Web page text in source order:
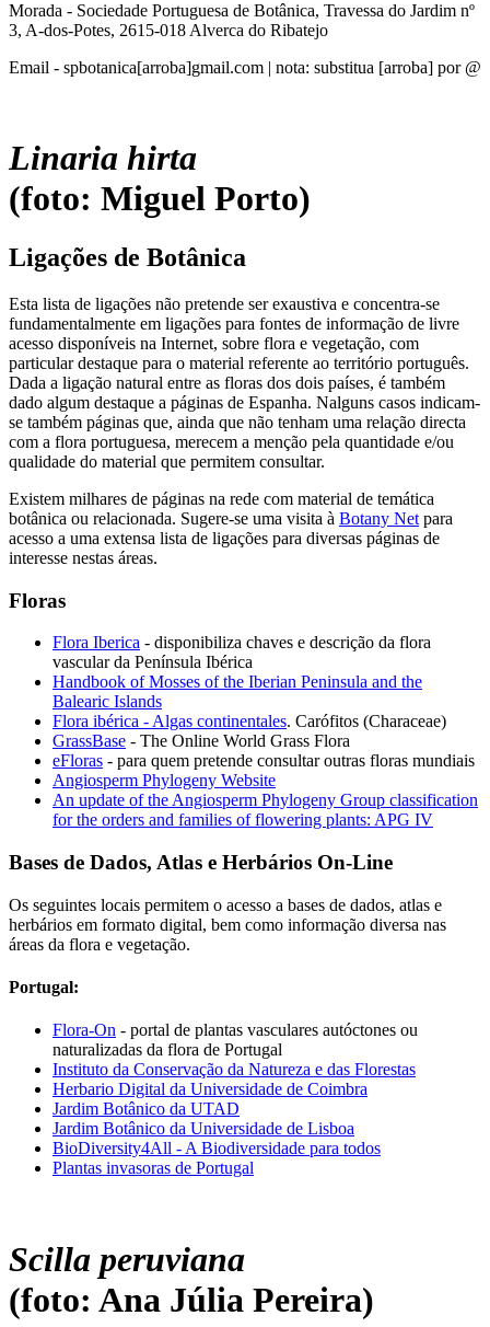
Morada - Sociedade Portuguesa de Botânica, Travessa do Jardim nº
3, A-dos-Potes, 2615-018 Alverca do Ribatejo
Email - spbotanica[arroba]gmail.com | nota: substitua [arroba] por @
Linaria hirta
(foto: Miguel Porto)
Ligações de Botânica
Esta lista de ligações não pretende ser exaustiva e concentra-se
fundamentalmente em ligações para fontes de informação de livre
acesso disponíveis na Internet, sobre flora e vegetação, com
particular destaque para o material referente ao território português.
Dada a ligação natural entre as floras dos dois países, é também
dado algum destaque a páginas de Espanha. Nalguns casos indicam-
se também páginas que, ainda que não tenham uma relação directa
com a flora portuguesa, merecem a menção pela quantidade e/ou
qualidade do material que permitem consultar.
Existem milhares de páginas na rede com material de temática
botânica ou relacionada. Sugere-se uma visita à Botany Net para
acesso a uma extensa lista de ligações para diversas páginas de
interesse nestas áreas.
Floras
Flora Iberica - disponibiliza chaves e descrição da flora
vascular da Península Ibérica
Handbook of Mosses of the Iberian Peninsula and the
Balearic Islands
Flora ibérica - Algas continentales. Carófitos (Characeae)
GrassBase - The Online World Grass Flora
eFloras - para quem pretende consultar outras floras mundiais
Angiosperm Phylogeny Website
An update of the Angiosperm Phylogeny Group classification
for the orders and families of flowering plants: APG IV
Bases de Dados, Atlas e Herbários On-Line
Os seguintes locais permitem o acesso a bases de dados, atlas e
herbários em formato digital, bem como informação diversa nas
áreas da flora e vegetação.
Portugal:
Flora-On - portal de plantas vasculares autóctones ou
naturalizadas da flora de Portugal
Instituto da Conservação da Natureza e das Florestas
Herbario Digital da Universidade de Coimbra
Jardim Botânico da UTAD
Jardim Botânico da Universidade de Lisboa
BioDiversity4All - A Biodiversidade para todos
Plantas invasoras de Portugal
Scilla peruviana
(foto: Ana Júlia Pereira)